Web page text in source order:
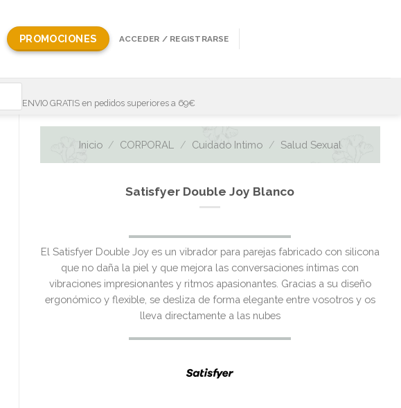
PROMOCIONES ACCEDER / REGISTRARSE
ENVIO GRATIS en pedidos superiores a 69€
Inicio / CORPORAL / Cuidado Intimo / Salud Sexual
Satisfyer Double Joy Blanco
El
precio
original
era:
21,95€.
El
precio
actual
es:
21,95€.
El Satisfyer Double Joy es un vibrador para parejas fabricado con silicona
que no daña la piel y que mejora las conversaciones íntimas con
vibraciones impresionantes y ritmos apasionantes. Gracias a su diseño
ergonómico y flexible, se desliza de forma elegante entre vosotros y os
lleva directamente a las nubes